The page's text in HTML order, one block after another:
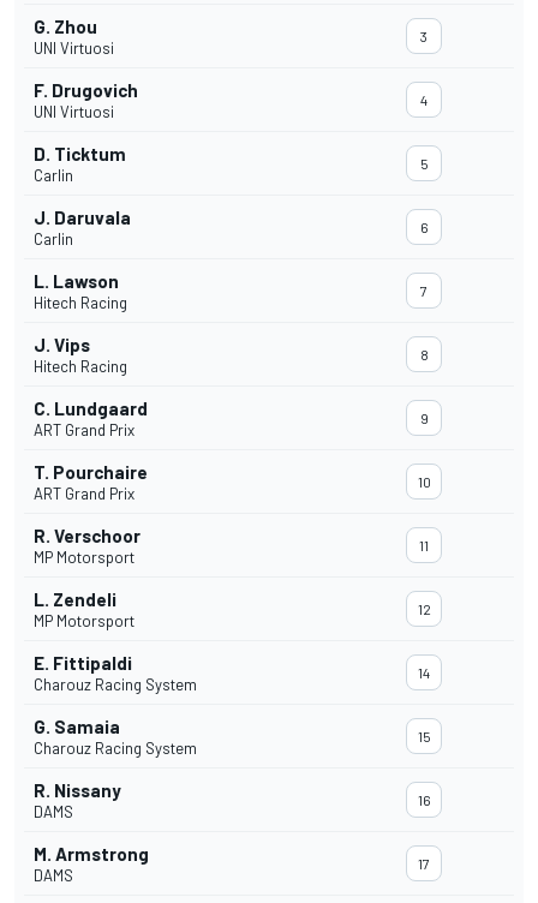
G. Zhou
UNI Virtuosi
3
F. Drugovich
UNI Virtuosi
4
D. Ticktum
Carlin
5
J. Daruvala
Carlin
6
L. Lawson
Hitech Racing
7
J. Vips
Hitech Racing
8
C. Lundgaard
ART Grand Prix
9
T. Pourchaire
ART Grand Prix
10
R. Verschoor
MP Motorsport
11
L. Zendeli
MP Motorsport
12
E. Fittipaldi
Charouz Racing System
14
G. Samaia
Charouz Racing System
15
R. Nissany
DAMS
16
M. Armstrong
DAMS
17